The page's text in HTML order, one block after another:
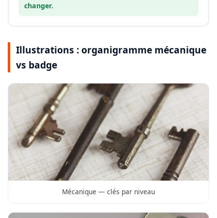
changer.
Illustrations : organigramme mécanique
vs badge
Mécanique — clés par niveau